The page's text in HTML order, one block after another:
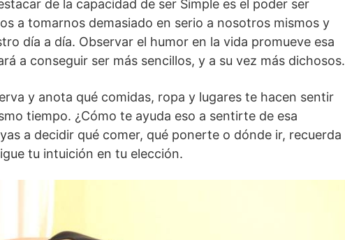
de la capacidad de ser Simple es el poder ser
a tomarnos demasiado en serio a nosotros mismos y
día a día. Observar el humor en la vida promueve esa
a conseguir ser más sencillos, y a su vez más dichosos.
y anota qué comidas, ropa y lugares te hacen sentir
tiempo. ¿Cómo te ayuda eso a sentirte de esa
a decidir qué comer, qué ponerte o dónde ir, recuerda
tu intuición en tu elección.